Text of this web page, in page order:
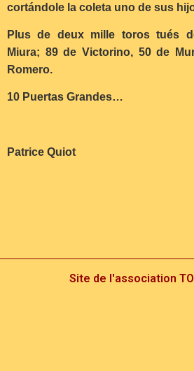
cortándole la coleta uno de sus
Plus de deux mille toros tués
Miura; 89 de Victorino, 50 de
Romero.
10 Puertas Grandes…
Patrice Quiot
Site de l'association